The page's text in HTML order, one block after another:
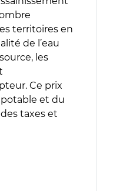
territoires en
de l’eau
les
Ce prix
et du
taxes et